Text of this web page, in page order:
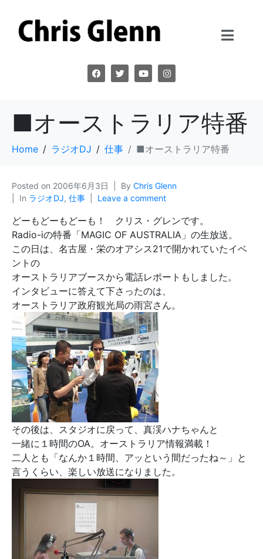
■オーストラリア特番
Home ラジオDJ 仕事 ■オーストラリア特番
Posted on 2006年6月3日 By Chris Glenn
In ラジオDJ, 仕事 Leave a comment
どーもどーもどーも！ クリス・グレンです。
Radio-iの特番「MAGIC OF AUSTRALIA」の生放送。
この日は、名古屋・栄のオアシス21で開かれていたイベ
ントの
オーストラリアブースから電話レポートもしました。
インタビューに答えて下さったのは、
オーストラリア政府観光局の雨宮さん。
その後は、スタジオに戻って、真渓ハナちゃんと
一緒に１時間のOA。オーストラリア情報満載！
二人とも「なんか１時間、アッという間だったね～」と
言うくらい、楽しい放送になりました。